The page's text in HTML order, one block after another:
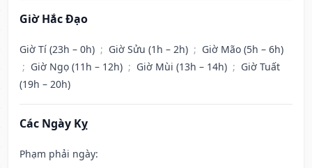
Giờ Hắc Đạo
Giờ Tí (23h – 0h) ; Giờ Sửu (1h – 2h) ; Giờ Mão (5h – 6h)
; Giờ Ngọ (11h – 12h) ; Giờ Mùi (13h – 14h) ; Giờ Tuất
(19h – 20h)
Các Ngày Kỵ
Phạm phải ngày: